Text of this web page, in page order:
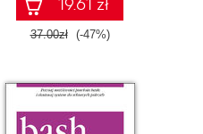
19.61 zł
37.00zł (-47%)